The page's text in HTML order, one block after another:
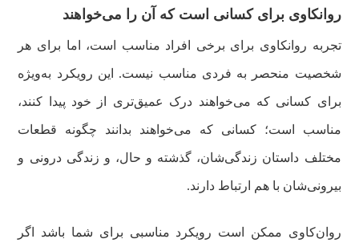
روانکاوی برای کسانی است که آن را می‌خواهند
تجربه روانکاوی برای برخی افراد مناسب است، اما برای هر
شخصیت منحصر به فردی مناسب نیست. این رویکرد به‌ویژه
برای کسانی که می‌خواهند درک عمیق‌تری از خود پیدا کنند،
مناسب است؛ کسانی که می‌خواهند بدانند چگونه قطعات
مختلف داستان زندگی‌شان، گذشته و حال، و زندگی درونی و
بیرونی‌شان با هم ارتباط دارند.
روان‌کاوی ممکن است رویکرد مناسبی برای شما باشد اگر